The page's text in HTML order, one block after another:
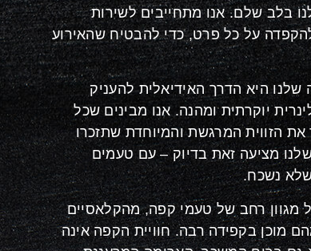
בלב שלם. אנו מתחייבים לשירות
על כל פרט, כדי להבטיח שהאירוע
שלנו היא הדרך האידיאלית להעניק
יוקרתית ומהנה. אנו מבינים שכל
את הזווית המרגשת והמיוחדת שתזכרו
מציעה זאת בדיוק – עם טעמים
שלא נשכח.
מגוון רחב של טעמי קפה, מהקלאסיים
מוכן בקפידה רבה. חוויית הקפה אינה